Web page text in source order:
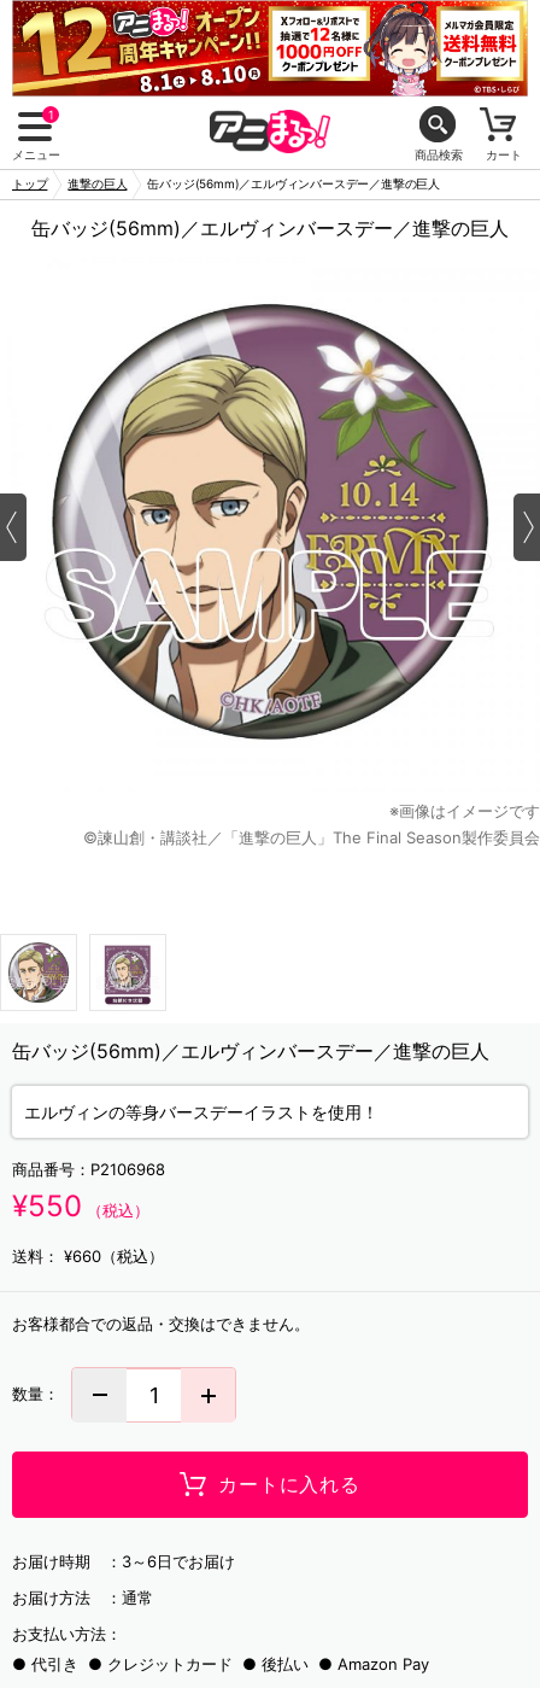
1
メニュー 商品検索 カート
トップ 進撃の巨人 缶バッジ(56mm)／エルヴィンバースデー／進撃の巨人
缶バッジ(56mm)／エルヴィンバースデー／進撃の巨人
※画像はイメージです
©諫山創・講談社／「進撃の巨人」The Final Season製作委員会
缶バッジ(56mm)／エルヴィンバースデー／進撃の巨人
エルヴィンの等身バースデーイラストを使用！
商品番号： P2106968
¥550 （税込）
送料： ¥660（税込）
お客様都合での返品・交換はできません。
数量：
カートに入れる
お届け時期 ： 3～6日でお届け
お届け方法 ： 通常
お支払い方法：
代引き
クレジットカード 後払い Amazon Pay